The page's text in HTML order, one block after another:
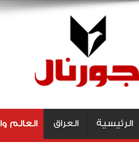
الرئيسية العراق العالم